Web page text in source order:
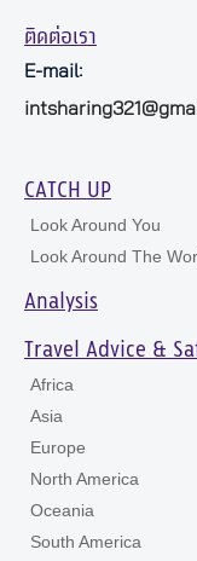
ติดต่อเรา
E-mail:
CATCH UP
Look Around You
Look Around The
Analysis
Travel Advice &
Africa
Asia
Europe
North America
Oceania
South America